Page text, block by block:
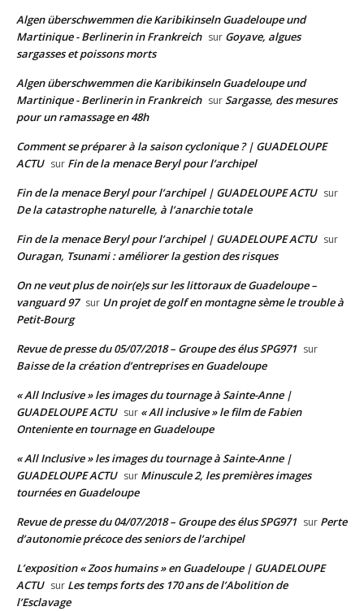
Algen überschwemmen die Karibikinseln Guadeloupe und
Martinique - Berlinerin in Frankreich sur Goyave, algues
sargasses et poissons morts
Algen überschwemmen die Karibikinseln Guadeloupe und
Martinique - Berlinerin in Frankreich surSargasse, des mesures
pour un ramassage en 48h
Comment se préparer à la saison cyclonique ? | GUADELOUPE
ACTU sur Fin de la menace Beryl pour l’archipel
Fin de la menace Beryl pour l’archipel | GUADELOUPE ACTU sur
De la catastrophe naturelle, à l’anarchie totale
Fin de la menace Beryl pour l’archipel | GUADELOUPE ACTU sur
Ouragan, Tsunami : améliorer la gestion des risques
On ne veut plus de noir(e)s sur les littoraux de Guadeloupe –
vanguard 97 sur Un projet de golf en montagne sème le trouble à
Petit-Bourg
Revue de presse du 05/07/2018 – Groupe des élus SPG971 sur
Baisse de la création d’entreprises en Guadeloupe
« All Inclusive » les images du tournage à Sainte-Anne |
GUADELOUPE ACTU sur « All inclusive » le film de Fabien
Onteniente en tournage en Guadeloupe
« All Inclusive » les images du tournage à Sainte-Anne |
GUADELOUPE ACTU sur Minuscule 2, les premières images
tournées en Guadeloupe
Revue de presse du 04/07/2018 – Groupe des élus SPG971 sur Perte
d’autonomie précoce des seniors de l’archipel
L’exposition « Zoos humains » en Guadeloupe | GUADELOUPE
ACTU sur Les temps forts des 170 ans de l’Abolition de
l’Esclavage